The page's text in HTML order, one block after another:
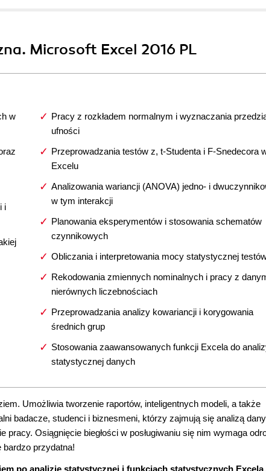
Microsoft Excel 2016 PL
w
i
Pracy z rozkładem normalnym i wyznaczania
ufności
Przeprowadzania testów z, t-Studenta i F-Snedecora
Excelu
Analizowania wariancji (ANOVA) jedno- i
w tym interakcji
Planowania eksperymentów i stosowania schematów
czynnikowych
Obliczania i interpretowania mocy statystycznej
Rekodowania zmiennych nominalnych i pracy z
nierównych liczebnościach
Przeprowadzania analizy kowariancji i korygowania
średnich grup
Stosowania zaawansowanych funkcji Excela do
statystycznej danych
Umożliwia tworzenie raportów, inteligentnych modeli, a także
badacze, studenci i biznesmeni, którzy zajmują się analizą
Osiągnięcie biegłości w posługiwaniu się nim wymaga
bardzo przydatna!
po analizie statystycznej i funkcjach statystycznych Excela